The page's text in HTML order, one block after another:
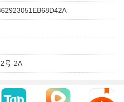
价系统，用户可以对每次出行进
断提升。
，用户可以享受到更为实惠的出
在多个省份和城市上线，用户
号-2A